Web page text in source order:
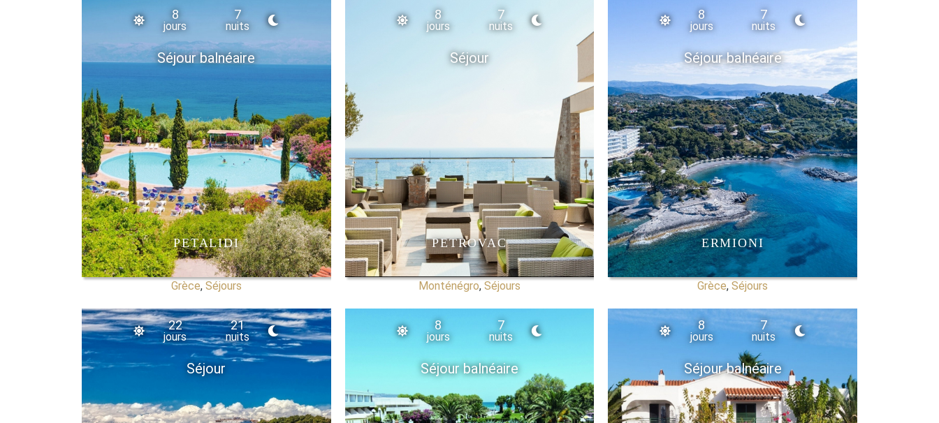
Séjour balnéaire
8
jours
7
nuits
PETALIDI
Grèce, Séjours
Séjour
8
jours
7
nuits
PETROVAC
Monténégro, Séjours
Séjour balnéaire
8
jours
7
nuits
ERMIONI
Grèce,Séjours
Séjour
22
jours
21
nuits
Séjour balnéaire
8
jours
7
nuits
Séjour balnéaire
8
jours
7
nuits